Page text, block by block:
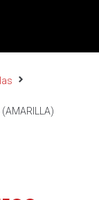
(AMARILLA)